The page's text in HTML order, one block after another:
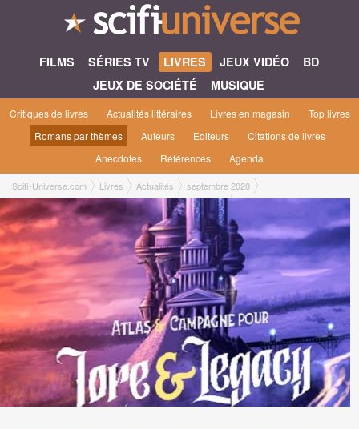
FILMS SÉRIES TV LIVRES JEUX VIDÉO
BD
JEUX DE SOCIÉTÉ
MUSIQUE
Critiques de livres Actualités littéraires Livres en magasin
Top livres
Romans par thèmes
Auteurs Editeurs
Citations de livres
Anecdotes
Références Agenda
Scifi-Universe.com Livres Actualités
septembre 2020
Interview de Julien Pirou l'auteur du JdR Lore & Legacy